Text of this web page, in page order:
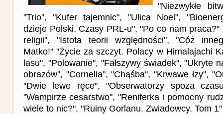
"Niezwykłe
"Trio", "Kufer tajemnic", "Ulica Noel",
dzieje Polski. Czasy PRL-u", "Po co nam
religii", "Istota teorii względności", "Cóż
Matko!" "Życie za szczyt. Polacy w Himalajachi
lasu", "Polowanie", "Fałszywy świadek", "Ukryte
obrazów", "Cornelia", "Chąśba", "Krwawe łzy",
"Dwie lewe ręce", "Obserwatorzy spoza
"Wampirze cesarstwo", "Reniferka i pomocny
wiele to nic?", "Ruiny Gorlanu. Zwiadowcy. Tom 1"